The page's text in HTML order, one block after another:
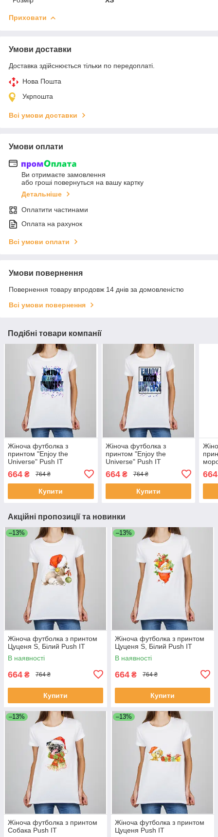
Приховати
Умови доставки
Доставка здійснюється тільки по передоплаті.
Нова Пошта
Укрпошта
Всі умови доставки
Умови оплати
Ви отримаєте замовлення
або гроші повернуться на вашу картку
Детальніше
Оплатити частинами
Оплата на рахунок
Всі умови оплати
Умови повернення
Повернення товару впродовж 14 днів за домовленістю
Всі умови повернення
Подібні товари компанії
Жіноча футболка з
принтом "Enjoy the
Universe" Push IT
664 ₴ 764 ₴
Купити
Жіноча футболка з
принтом "Enjoy the
Universe" Push IT
664₴ 764 ₴
Купити
664
Акційні пропозиції та новинки
–13%
Жіноча футболка з принтом
Цуценя S, Білий Push IT
В наявності
664 ₴ 764 ₴
Купити
–13%
Жіноча футболка з принтом
Цуценя S, Білий Push IT
В наявності
664 ₴ 764 ₴
Купити
–13%
Жіноча футболка з принтом
Собака Push IT
–13%
Жіноча футболка з принтом
Цуценя Push IT